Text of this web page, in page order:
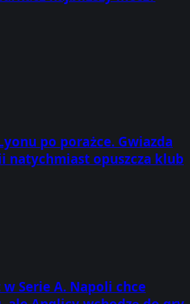
po porażce. Gwiazda
natychmiast opuszcza klub
Serie A. Napoli chce